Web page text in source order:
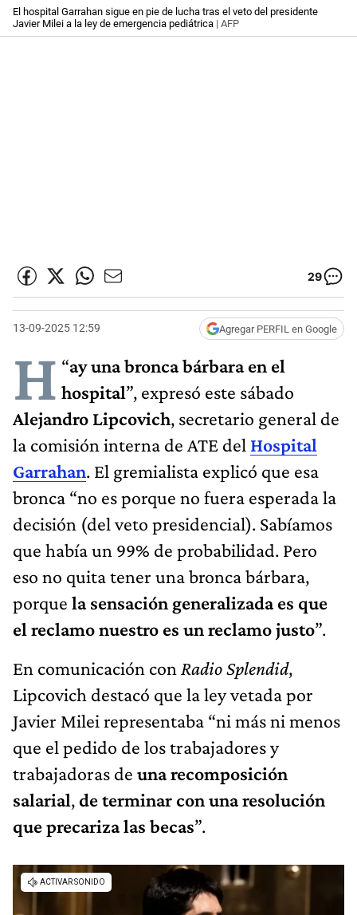
El hospital Garrahan sigue en pie de lucha tras el veto del presidente
Javier Milei a la ley de emergencia pediátrica | AFP
29
13-09-2025 12:59 Agregar PERFIL en Google
“
H
ay una bronca bárbara en el
hospital”, expresó este sábado
Alejandro Lipcovich, secretario general de
la comisión interna de ATE del Hospital
Garrahan. El gremialista explicó que esa
bronca “no es porque no fuera esperada la
decisión (del veto presidencial). Sabíamos
que había un 99% de probabilidad. Pero
eso no quita tener una bronca bárbara,
porque la sensación generalizada es que
el reclamo nuestro es un reclamo justo”.
En comunicación con Radio Splendid,
Lipcovich destacó que la ley vetada por
Javier Milei representaba “ni más ni menos
que el pedido de los trabajadores y
trabajadoras de una recomposición
salarial,de terminar con una resolución
que precariza las becas”.